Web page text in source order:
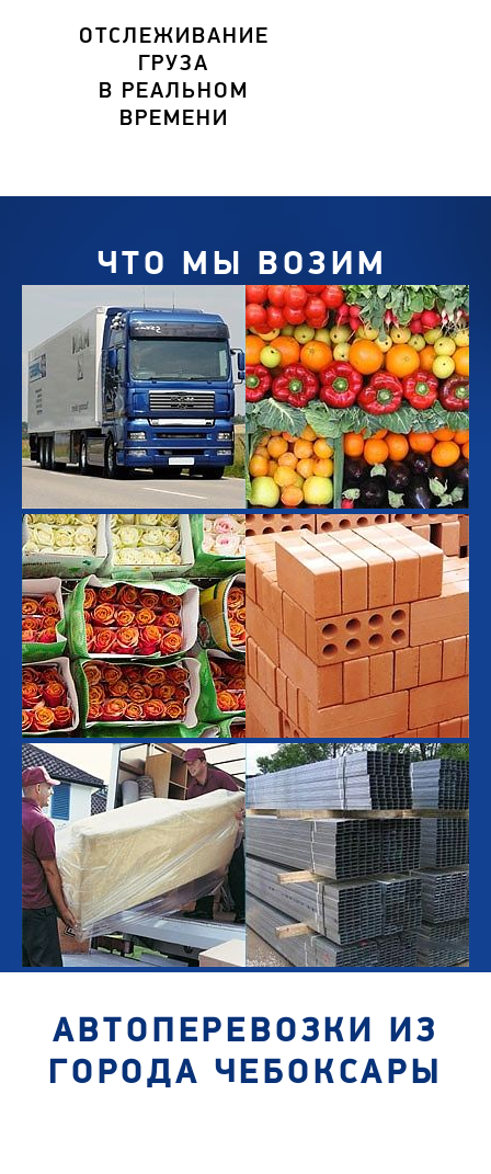
ОТСЛЕЖИВАНИЕ
ГРУЗА
В РЕАЛЬНОМ
ВРЕМЕНИ
ЧТО МЫ ВОЗИМ
АВТОПЕРЕВОЗКИ ИЗ
ГОРОДА ЧЕБОКСАРЫ